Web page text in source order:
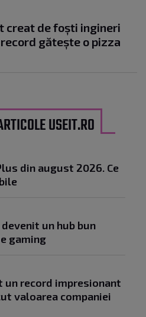
creat de foști ingineri
gătește o pizza
USEIT.RO
din august 2026. Ce
devenit un hub bun
gaming
record impresionant
valoarea companiei